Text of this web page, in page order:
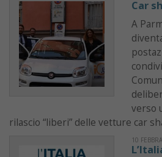
Car
A
verso
rilascio “liberi” delle vetture car
10